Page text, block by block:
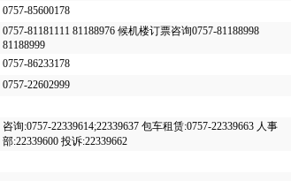
0757-85600178
0757-81181111 81188976 候机楼订票咨询0757-81188998
81188999
0757-86233178
0757-22602999
咨询:0757-22339614;22339637 包车租赁:0757-22339663 人事
部:22339600 投诉:22339662